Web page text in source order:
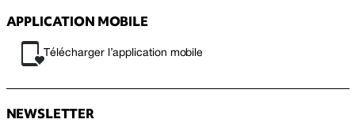
APPLICATION MOBILE
Télécharger l’application mobile
NEWSLETTER